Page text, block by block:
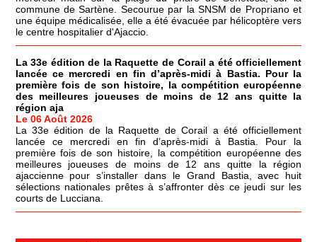
commune de Sartène. Secourue par la SNSM de Propriano et
une équipe médicalisée, elle a été évacuée par hélicoptère vers
le centre hospitalier d'Ajaccio.
La 33e édition de la Raquette de Corail a été officiellement
lancée ce mercredi en fin d’après-midi à Bastia. Pour la
première fois de son histoire, la compétition européenne
des meilleures joueuses de moins de 12 ans quitte la
région aja
Le 06 Août 2026
La 33e édition de la Raquette de Corail a été officiellement
lancée ce mercredi en fin d’après-midi à Bastia. Pour la
première fois de son histoire, la compétition européenne des
meilleures joueuses de moins de 12 ans quitte la région
ajaccienne pour s’installer dans le Grand Bastia, avec huit
sélections nationales prêtes à s’affronter dès ce jeudi sur les
courts de Lucciana.